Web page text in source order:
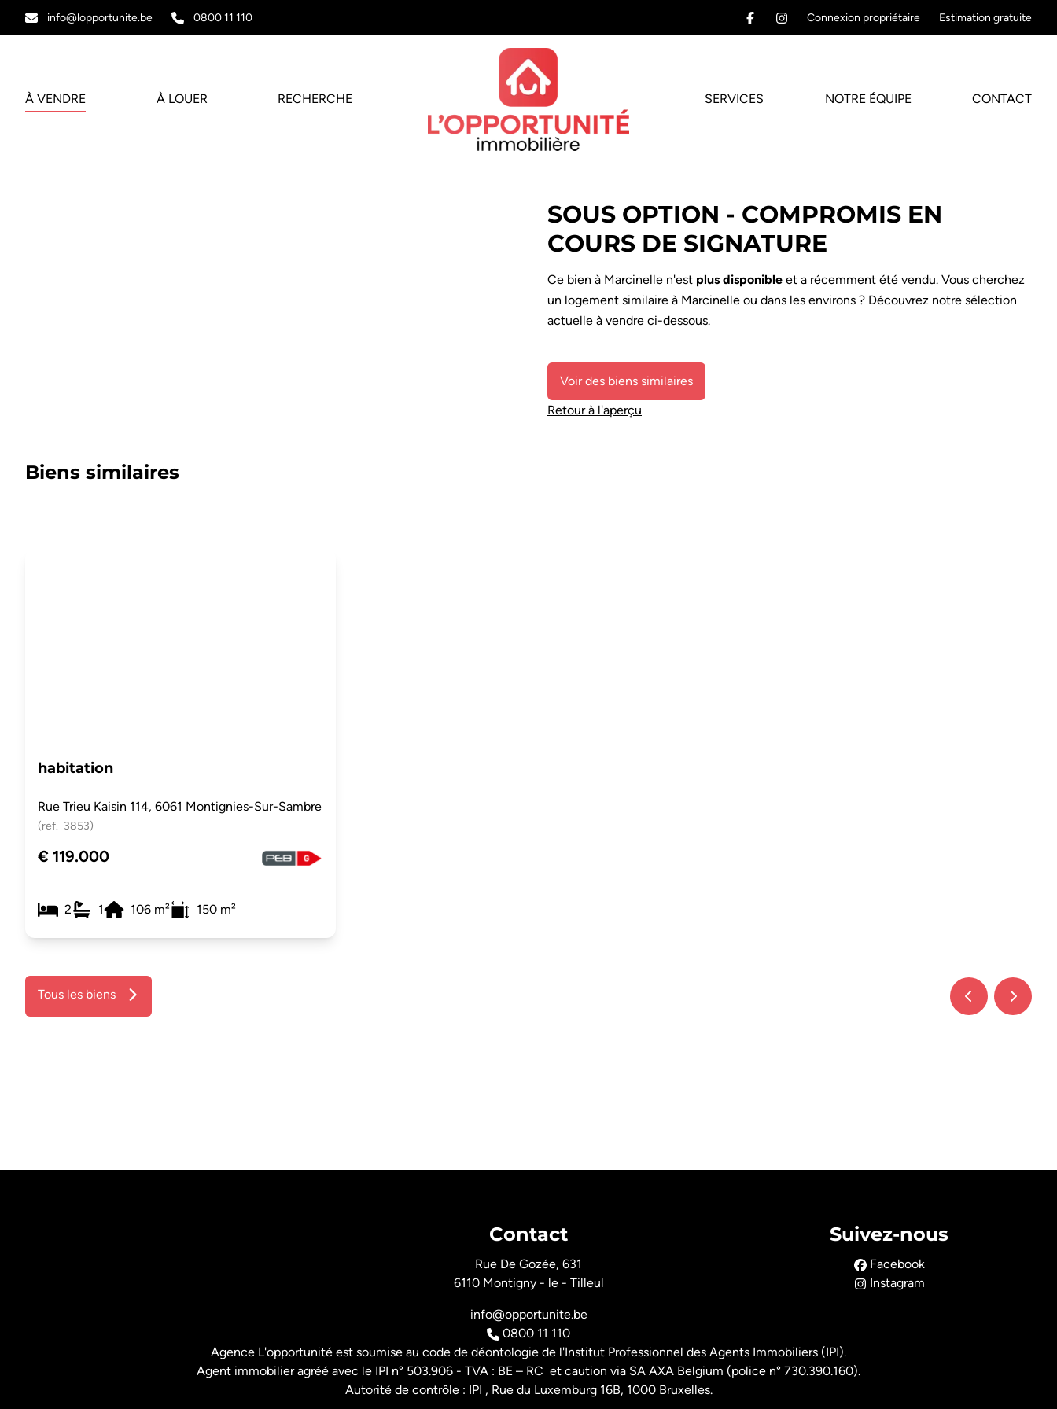
info@lopportunite.be 0800 11 110 Connexion propriétaire Estimation gratuite
À VENDRE À LOUER RECHERCHE SERVICES NOTRE ÉQUIPE CONTACT
SOUS OPTION - COMPROMIS EN
COURS DE SIGNATURE
Ce bien à Marcinelle n'est plus disponible et a récemment été vendu. Vous cherchez
un logement similaire à Marcinelle ou dans les environs ? Découvrez notre sélection
actuelle à vendre ci-dessous.
Voir des biens similaires
Retour à l'aperçu
Biens similaires
habitation
Rue Trieu Kaisin 114, 6061 Montignies-Sur-Sambre
(ref. 3853)
€ 119.000
2 1 106 m² 150 m²
Tous les biens
Contact
Rue De Gozée, 631
6110 Montigny - le - Tilleul
info@opportunite.be
0800 11 110
Suivez-nous
Facebook
Instagram
Agence L'opportunité est soumise au code de déontologie de l'Institut Professionnel des Agents Immobiliers (IPI).
Agent immobilier agréé avec le IPI n° 503.906 - TVA : BE – RC et caution via SA AXA Belgium (police n° 730.390.160).
Autorité de contrôle : IPI , Rue du Luxemburg 16B, 1000 Bruxelles.